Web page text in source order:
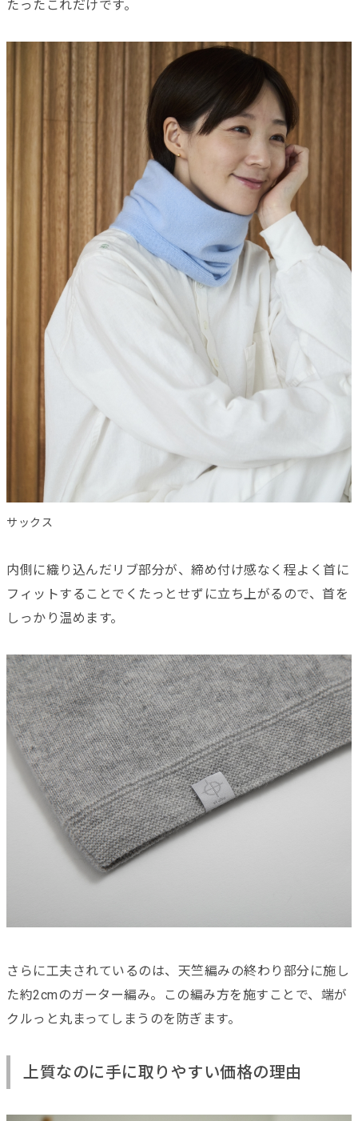
たったこれだけです。
サックス
内側に織り込んだリブ部分が、締め付け感なく程よく首に
フィットすることでくたっとせずに立ち上がるので、首を
しっかり温めます。
さらに工夫されているのは、天竺編みの終わり部分に施し
た約2cmのガーター編み。この編み方を施すことで、端が
クルっと丸まってしまうのを防ぎます。
上質なのに手に取りやすい価格の理由